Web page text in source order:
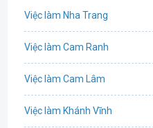
Việc làm Nha Trang
Việc làm Cam Ranh
Việc làm Cam Lâm
Việc làm Khánh Vĩnh